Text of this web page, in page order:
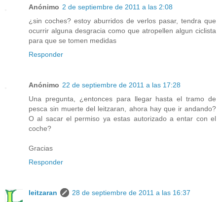
Anónimo 2 de septiembre de 2011 a las 2:08
¿sin coches? estoy aburridos de verlos pasar, tendra que
ocurrir alguna desgracia como que atropellen algun ciclista
para que se tomen medidas
Responder
Anónimo 22 de septiembre de 2011 a las 17:28
Una pregunta, ¿entonces para llegar hasta el tramo de
pesca sin muerte del leitzaran, ahora hay que ir andando?
O al sacar el permiso ya estas autorizado a entar con el
coche?
Gracias
Responder
leitzaran
28 de septiembre de 2011 a las 16:37